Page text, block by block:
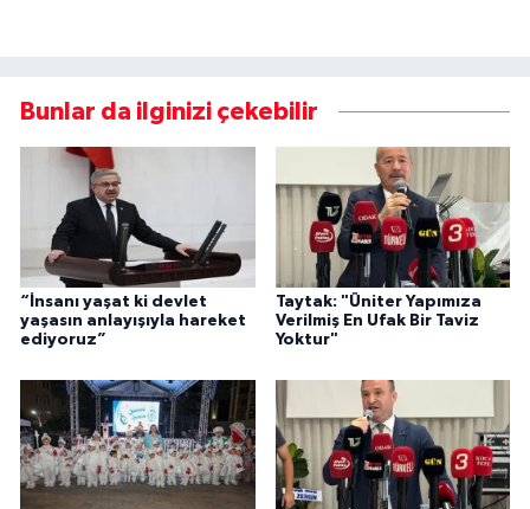
Bunlar da ilginizi çekebilir
“İnsanı yaşat ki devlet
yaşasın anlayışıyla hareket
ediyoruz”
Taytak: "Üniter Yapımıza
Verilmiş En Ufak Bir Taviz
Yoktur"